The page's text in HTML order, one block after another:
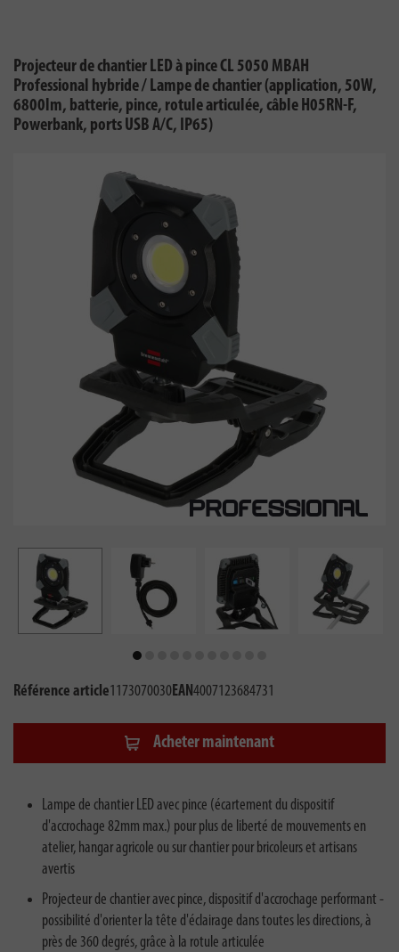
Projecteur de chantier LED à pince CL 5050 MBAH
Professional hybride / Lampe de chantier (application, 50W,
6800lm, batterie, pince, rotule articulée, câble H05RN-F,
Powerbank, ports USB A/C, IP65)
Référence article1173070030EAN4007123684731
Acheter maintenant
Lampe de chantier LED avec pince (écartement du dispositif
d'accrochage 82mm max.) pour plus de liberté de mouvements en
atelier, hangar agricole ou sur chantier pour bricoleurs et artisans
avertis
Projecteur de chantier avec pince, dispositif d'accrochage performant -
possibilité d'orienter la tête d'éclairage dans toutes les directions, à
près de 360 degrés, grâce à la rotule articulée